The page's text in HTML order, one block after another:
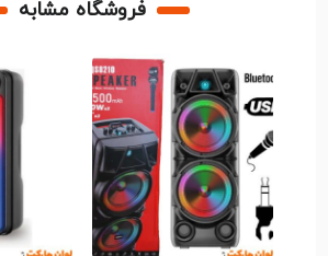
فروشگاه مشابه